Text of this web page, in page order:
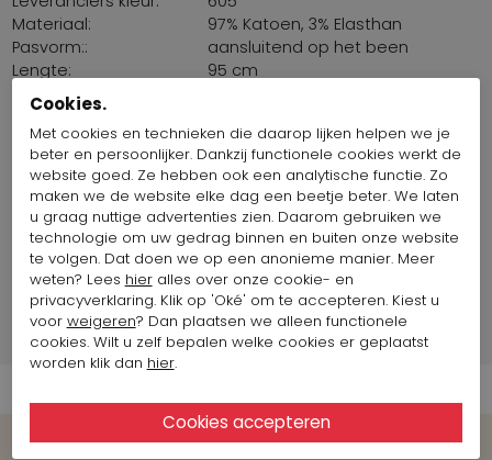
Materiaal:
97% Katoen, 3% Elasthan
Pasvorm::
aansluitend op het been
Lengte:
95 cm
Land van productie:
Maat artikel op foto:
Omvang taille /
heup:
80 cm - 96 cm
Fotomodel informatie
Merk Informatie
Verzend informatie
Cookies.
Met cookies en technieken die daarop lijken helpen we je
beter en persoonlijker. Dankzij functionele cookies werkt de
website goed. Ze hebben ook een analytische functie. Zo
maken we de website elke dag een beetje beter. We laten
u graag nuttige advertenties zien. Daarom gebruiken we
technologie om uw gedrag binnen en buiten onze website
te volgen. Dat doen we op een anonieme manier. Meer
weten? Lees hieralles over onze cookie- en
privacyverklaring. Klik op 'Oké' om te accepteren. Kiest u
voor weigeren? Dan plaatsen we alleen functionele
cookies. Wilt u zelf bepalen welke cookies er geplaatst
worden klik dan hier.